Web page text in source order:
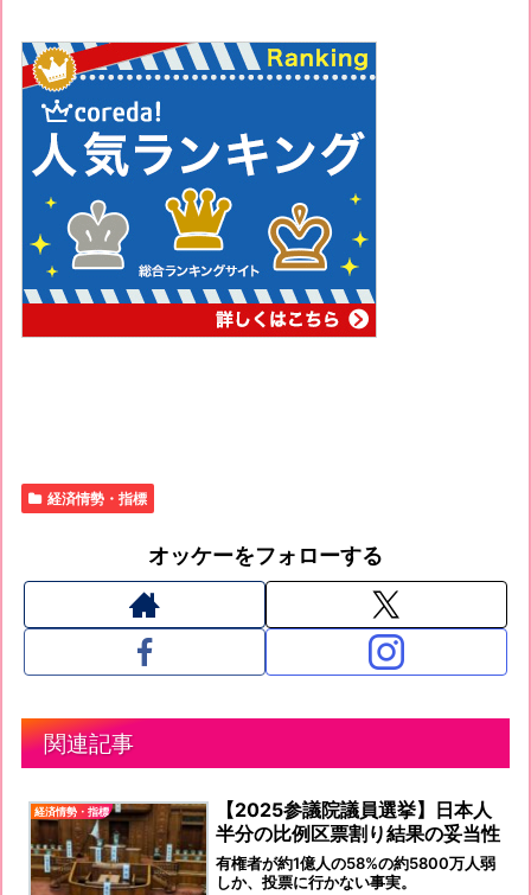
経済情勢・指標
オッケーをフォローする
関連記事
経済情勢・指標
【2025参議院議員選挙】日本人
半分の比例区票割り結果の妥当性
有権者が約1億人の58%の約5800万人弱
しか、投票に行かない事実。